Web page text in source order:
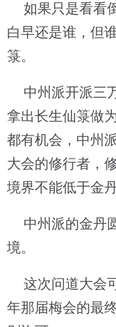
如果只是看看
白早还是谁，但
箓。
中州派开派三
拿出长生仙箓做
都有机会，中州
大会的修行者，
境界不能低于金丹
中州派的金丹
境。
这次问道大会
年那届梅会的最